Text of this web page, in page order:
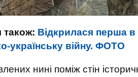
також: Відкрилася перша в
українську війну. ФОТО
нині поміж стін